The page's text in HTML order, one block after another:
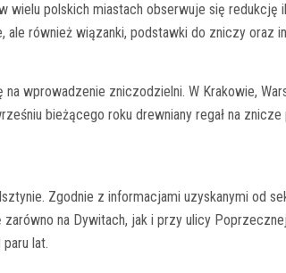
wielu polskich miastach obserwuje się redukcję
również wiązanki, podstawki do zniczy oraz
wprowadzenie zniczodzielni. W Krakowie,
bieżącego roku drewniany regał na
Zgodnie z informacjami uzyskanymi od
na Dywitach, jak i przy ulicy
lat.